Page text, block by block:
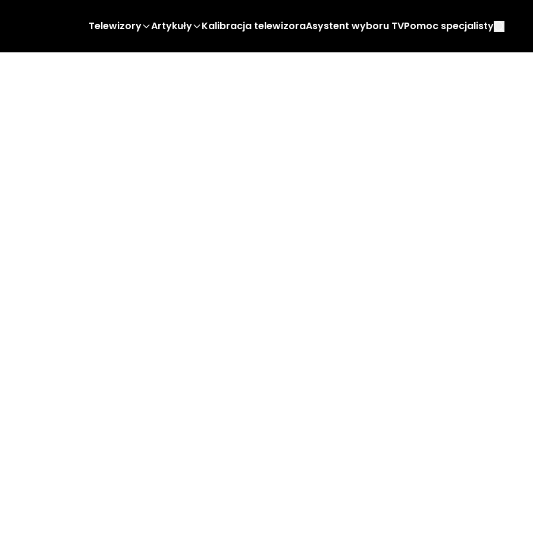
Telewizory Artykuły Kalibracja telewizoraAsystent wyboru TVPomoc specjalisty